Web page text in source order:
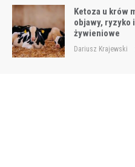
Pellet opałowy
urządzenia są
efektywnej
Dariusz Krajewski